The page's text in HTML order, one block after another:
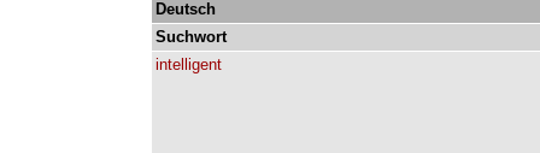
Deutsch
Suchwort
intelligent